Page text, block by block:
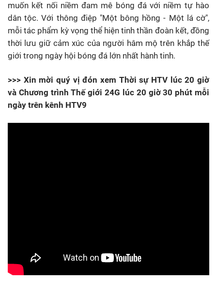
muốn kết nối niềm đam mê bóng đá với niềm tự hào
dân tộc. Với thông điệp "Một bông hồng - Một lá cờ",
mỗi tác phẩm kỳ vọng thể hiện tinh thần đoàn kết, đồng
thời lưu giữ cảm xúc của người hâm mộ trên khắp thế
giới trong ngày hội bóng đá lớn nhất hành tinh.
>>> Xin mời quý vị đón xem Thời sự HTV lúc 20 giờ
và Chương trình Thế giới 24G lúc 20 giờ 30 phút mỗi
ngày trên kênh HTV9